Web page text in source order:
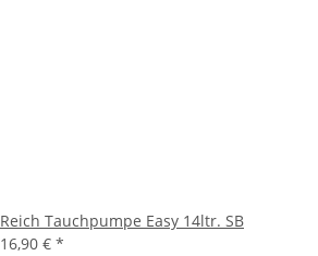
Reich Tauchpumpe Easy 14ltr. SB
16,90 € *